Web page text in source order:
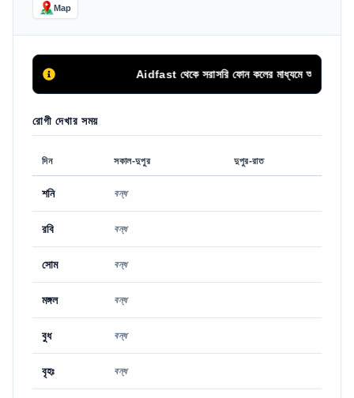
Map
Aidfast থেকে সরাসরি ফোন কলের মাধ্যমে অথবা এপয়েন্টমেন্ট
রোগী দেখার সময়
দিন সকাল-দুপুর দুপুর-রাত
শনি বন্ধ
রবি বন্ধ
সোম বন্ধ
মঙ্গল বন্ধ
বুধ বন্ধ
বৃহঃ বন্ধ